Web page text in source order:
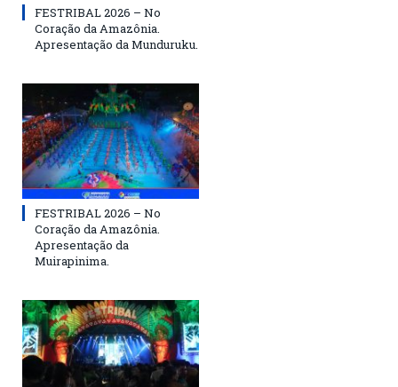
FESTRIBAL 2026 – No
Coração da Amazônia.
Apresentação da Munduruku.
FESTRIBAL 2026 – No
Coração da Amazônia.
Apresentação da
Muirapinima.